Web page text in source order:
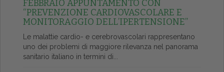
FEBBRAIO APPUNTAMENTO CON
“PREVENZIONE CARDIOVASCOLARE E
MONITORAGGIO DELL’IPERTENSIONE”
Le malattie cardio- e cerebrovascolari rappresentano
uno dei problemi di maggiore rilevanza nel panorama
sanitario italiano in termini di...